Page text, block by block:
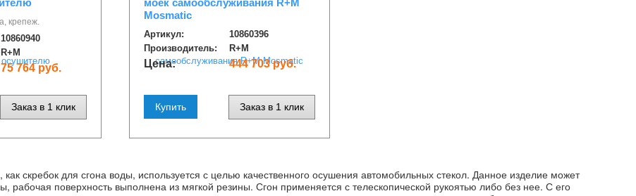
крепеж.
10860940
R+M
75 764 руб.
Заказ в 1 клик
Mosmatic
Артикул:
10860396
Производитель:
R+M
Цена: 444 703 руб.
Купить Заказ в 1 клик
скребок для сгона воды, используется с целью качественного осушения автомобильных стекол. Данное изделие может
рабочая поверхность выполнена из мягкой резины. Сгон применяется с телескопической рукоятью либо без нее. С его